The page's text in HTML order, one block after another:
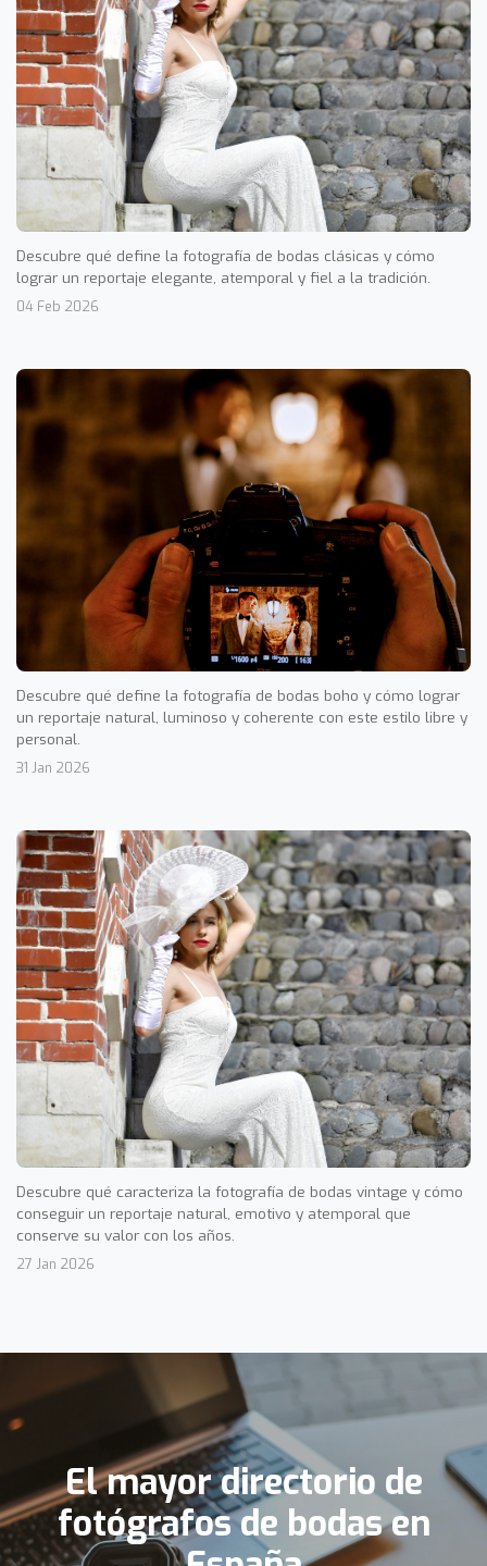
Descubre qué define la fotografía de bodas clásicas y cómo
lograr un reportaje elegante, atemporal y fiel a la tradición.
04 Feb 2026
Descubre qué define la fotografía de bodas boho y cómo lograr
un reportaje natural, luminoso y coherente con este estilo libre y
personal.
31 Jan 2026
Descubre qué caracteriza la fotografía de bodas vintage y cómo
conseguir un reportaje natural, emotivo y atemporal que
conserve su valor con los años.
27 Jan 2026
El mayor directorio de
fotógrafos de bodas en